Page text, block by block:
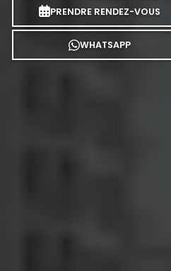
PRENDRE RENDEZ-VOUS
WHATSAPP